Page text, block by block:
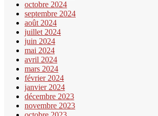
octobre 2024
septembre 2024
août 2024
juillet 2024
juin 2024
mai 2024
avril 2024
mars 2024
février 2024
janvier 2024
décembre 2023
novembre 2023